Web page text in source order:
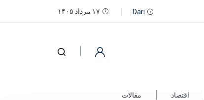
Dari ۱۷ مرداد ۱۴۰۵
اقتصاد مقالات